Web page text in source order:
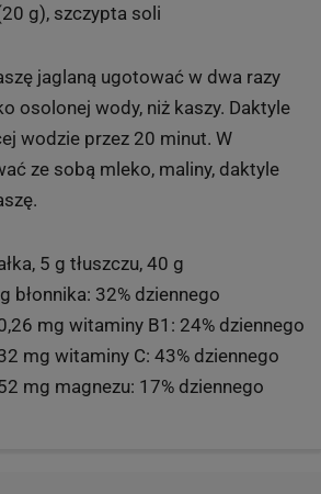
g), szczypta soli
jaglaną ugotować w dwa razy
osolonej wody, niż kaszy. Daktyle
wodzie przez 20 minut. W
ze sobą mleko, maliny, daktyle
5 g tłuszczu, 40 g
błonnika: 32% dziennego
mg witaminy B1: 24% dziennego
mg witaminy C: 43% dziennego
mg magnezu: 17% dziennego